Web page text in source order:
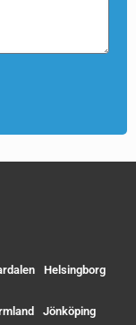
Helsingborg
Jönköping